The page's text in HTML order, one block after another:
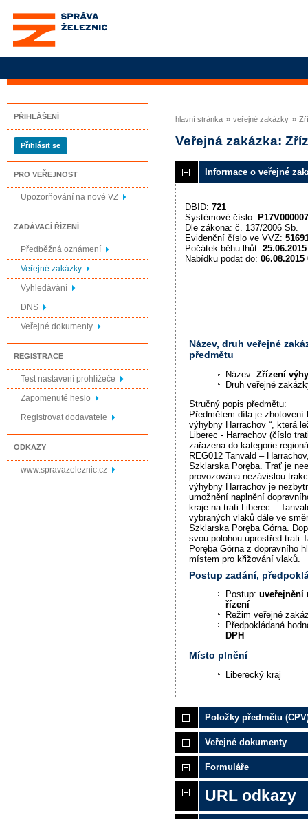
Správa železnic, státní
organizace
PŘIHLÁŠENÍ
Přihlásit se
PRO VEŘEJNOST
Upozorňování na nové VZ
ZADÁVACÍ ŘÍZENÍ
Předběžná oznámení
Veřejné zakázky
Vyhledávání
DNS
Veřejné dokumenty
REGISTRACE
Test nastavení prohlížeče
Zapomenuté heslo
Registrovat dodavatele
ODKAZY
www.spravazeleznic.cz
hlavní stránka » veřejné zakázky »
Veřejná zakázka:
Informace o veřejné
DBID: 721
Systémové číslo:
Dle zákona: č. 137/2006 Sb.
Evidenční číslo ve VVZ:
Počátek běhu lhůt: 25.06.2015
Nabídku podat do: 06.08.2015
Název, druh veřejné
předmětu
Název:Zřízení
Druh veřejné
Stručný popis předmětu:
Předmětem díla je zhotovení
výhybny Harrachov “, která
Liberec - Harrachov (číslo
zařazena do kategorie
REG012 Tanvald –
Szklarska Poręba. Trať je
provozována nezávislou
výhybny Harrachov je
umožnění naplnění
kraje na trati Liberec –
vybraných vlaků dále ve
Szklarska Poręba Górna.
svou polohou uprostřed trati
Poręba Górna z dopravního
místem pro křižování vlaků.
Postup zadání,
Postup:uveřejnění
řízení
Režim veřejné
Předpokládaná
DPH
Místo plnění
Liberecký kraj
Položky předmětu
Veřejné dokumenty
Formuláře
URL odkazy